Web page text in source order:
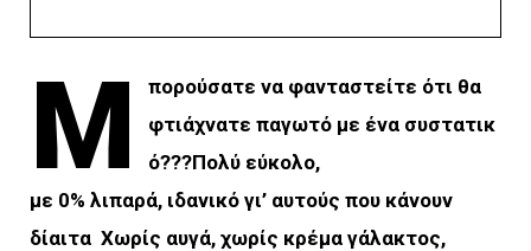
Μ
πορούσατε να φανταστείτε ότι θα
φτιάχνατε παγωτό με ένα συστατικ
ό???Πολύ εύκολο,
με 0% λιπαρά, ιδανικό γι’ αυτούς που κάνουν
δίαιτα Χωρίς αυγά, χωρίς κρέμα γάλακτος,